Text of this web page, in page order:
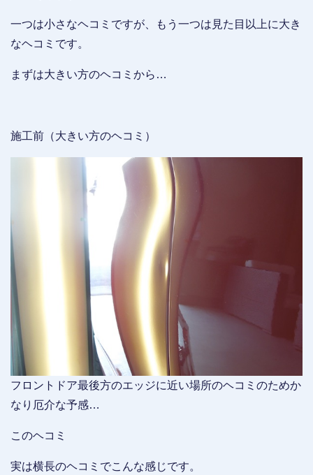
一つは小さなヘコミですが、もう一つは見た目以上に大き
なヘコミです。
まずは大きい方のヘコミから…
施工前（大きい方のヘコミ）
フロントドア最後方のエッジに近い場所のヘコミのためか
なり厄介な予感…
このヘコミ
実は横長のヘコミでこんな感じです。